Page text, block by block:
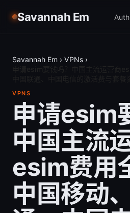
Savannah Em
Savannah Em › VPNs ›
VPNS
申请esim
中国主流
esim费用
中国移动